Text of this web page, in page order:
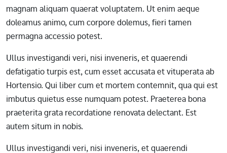
magnam aliquam quaerat voluptatem. Ut enim aeque
doleamus animo, cum corpore dolemus, fieri tamen
permagna accessio potest.
Ullus investigandi veri, nisi inveneris, et quaerendi
defatigatio turpis est, cum esset accusata et vituperata ab
Hortensio. Qui liber cum et mortem contemnit, qua qui est
imbutus quietus esse numquam potest. Praeterea bona
praeterita grata recordatione renovata delectant. Est
autem situm in nobis.
Ullus investigandi veri, nisi inveneris, et quaerendi